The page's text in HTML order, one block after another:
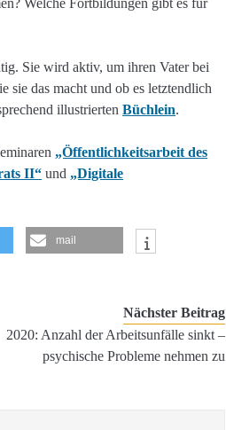
Sie wird aktiv, um ihren Vater bei
sie das macht und ob es letztendlich
illustriertenBüchlein.
„Öffentlichkeitsarbeit des
II“ und „Digitale
mail
Nächster Beitrag
2020: Anzahl der Arbeitsunfälle sinkt –
psychische Probleme nehmen zu